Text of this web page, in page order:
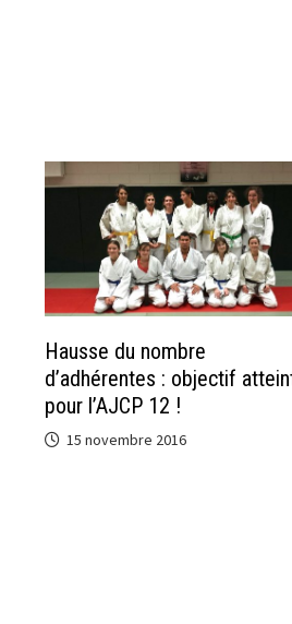
Hausse du nombre
d’adhérentes : objectif
pour l’AJCP 12 !
15 novembre 2016